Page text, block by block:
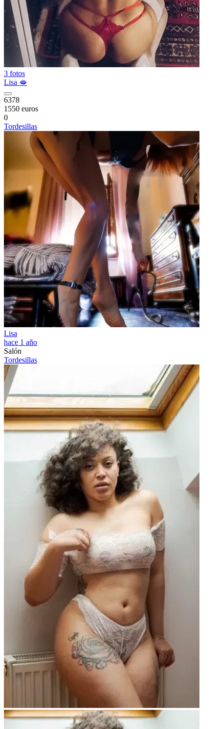
3 fotos
Lisa 🫦
6378
1550 euros
0
Tordesillas
Lisa
hace 1 año
Salón
Tordesillas